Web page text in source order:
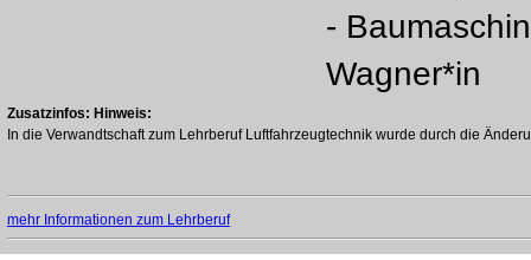
-
Wagner*in
Zusatzinfos: Hinweis:
In die Verwandtschaft zum Lehrberuf Luftfahrzeugtechnik wurde durch die
mehr Informationen zum Lehrberuf